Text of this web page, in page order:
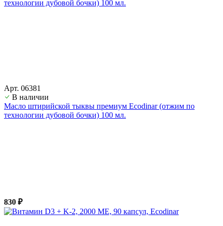
Арт. 06381
В наличии
Масло штирийской тыквы премиум Ecodinar (отжим по
технологии дубовой бочки) 100 мл.
830 ₽